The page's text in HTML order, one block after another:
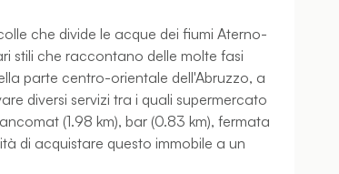
che divide le acque dei fiumi Aterno-
stili che raccontano delle molte fasi
parte centro-orientale dell'Abruzzo, a
diversi servizi tra i quali supermercato
(1.98 km), bar (0.83 km), fermata
di acquistare questo immobile a un